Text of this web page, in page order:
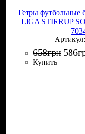
Гетры футбольные
LIGA STIRRUP
658грн 586
Купить